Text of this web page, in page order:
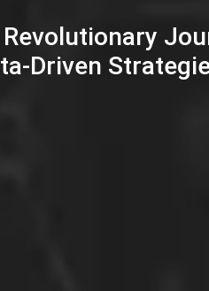
Driven